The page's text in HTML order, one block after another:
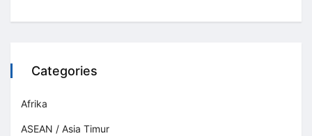
Categories
Afrika
ASEAN / Asia Timur